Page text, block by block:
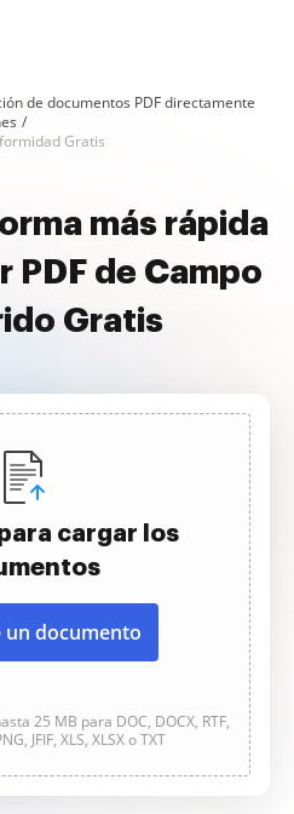
de documentos PDF directamente
Gratis
más rápida
PDF de Campo
Gratis
cargar los
un documento
25 MB para DOC, DOCX, RTF,
JFIF, XLS, XLSX o TXT